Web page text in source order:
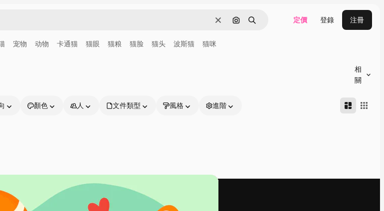
清除 通過圖像搜索
搜尋 定價 登錄 注冊
宠物 动物 卡通猫 猫眼 猫粮 猫脸 猫头 波斯猫 猫咪
相
關
顏色 人 文件類型 風格 進階